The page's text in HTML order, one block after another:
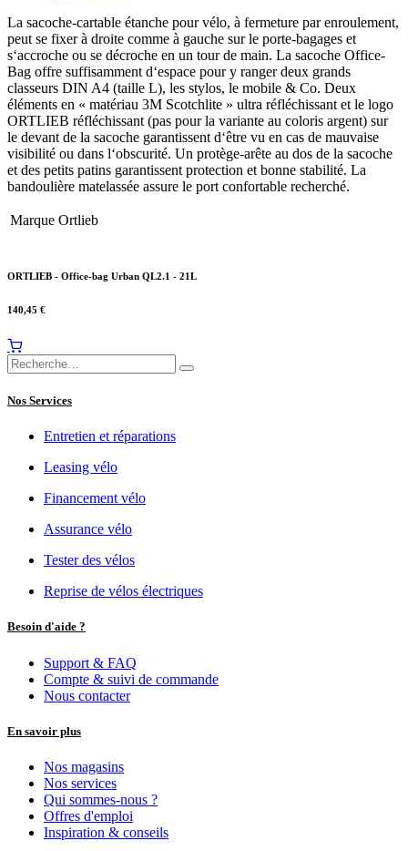
La sacoche-cartable étanche pour vélo, à fermeture par enroulement,
peut se fixer à droite comme à gauche sur le porte-bagages et
s‘accroche ou se décroche en un tour de main. La sacoche Office-
Bag offre suffisamment d‘espace pour y ranger deux grands
classeurs DIN A4 (taille L), les stylos, le mobile & Co. Deux
éléments en « matériau 3M Scotchlite » ultra réfléchissant et le logo
ORTLIEB réfléchissant (pas pour la variante au coloris argent) sur
le devant de la sacoche garantissent d‘être vu en cas de mauvaise
visibilité ou dans l‘obscurité. Un protège-arête au dos de la sacoche
et des petits patins garantissent protection et bonne stabilité. La
bandoulière matelassée assure le port confortable recherché.
Marque Ortlieb
ORTLIEB - Office-bag Urban QL2.1 - 21L
140,45 €
Nos Services
Entretien et réparations
Leasing vélo
Financement vélo
Assurance vélo
Tester des vélos
Reprise de vélos électriques
Besoin d'aide ?
Support & FAQ
Compte & suivi de commande
Nous contacter
En savoir plus
Nos magasins
Nos services
Qui sommes-nous ?
Offres d'emploi
Inspiration & conseils